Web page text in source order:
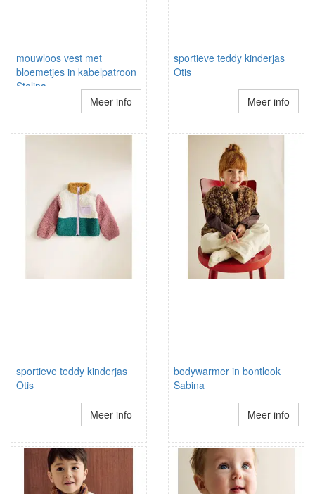
mouwloos vest met
bloemetjes in kabelpatroon
Stelina
Meer info
sportieve teddy kinderjas
Otis
Meer info
sportieve teddy kinderjas
Otis
Meer info
bodywarmer in bontlook
Sabina
Meer info